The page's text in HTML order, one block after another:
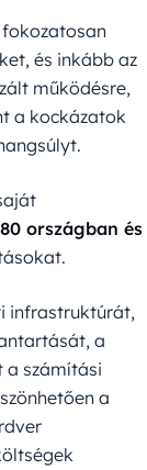
és inkább az
működésre,
a kockázatok
országban és
infrastruktúrát,
a
számítási
a